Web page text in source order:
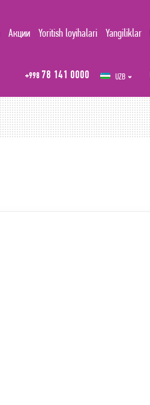
Акции Yoritish loyihalari Yangiliklar
+998 78 141 0000
UZB